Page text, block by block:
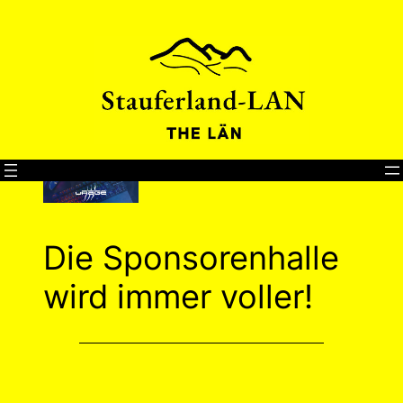
Die Sponsorenhalle
wird immer voller!